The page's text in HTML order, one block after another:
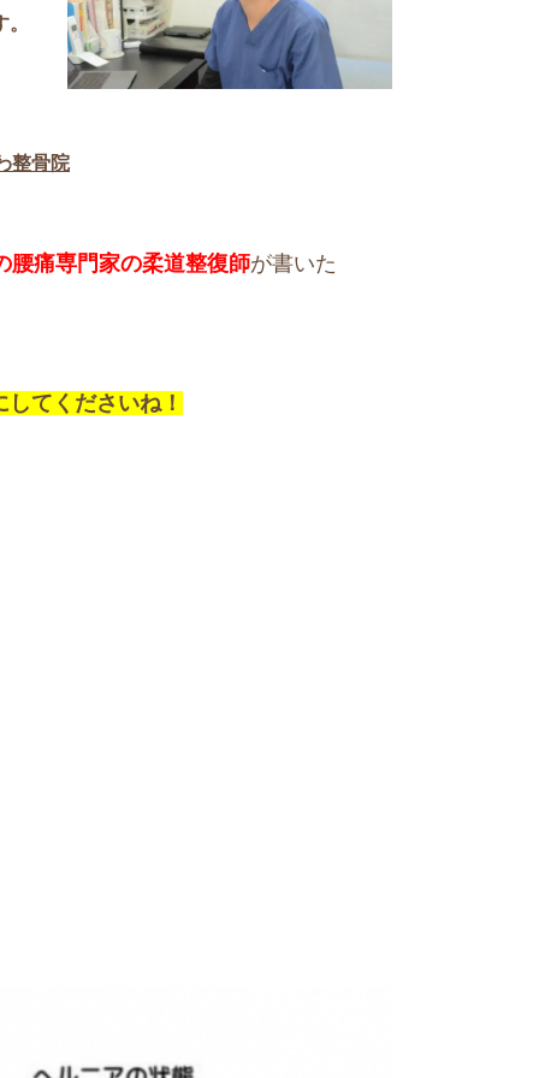
整骨院
腰痛専門家の柔道整復師が書いた
てくださいね！